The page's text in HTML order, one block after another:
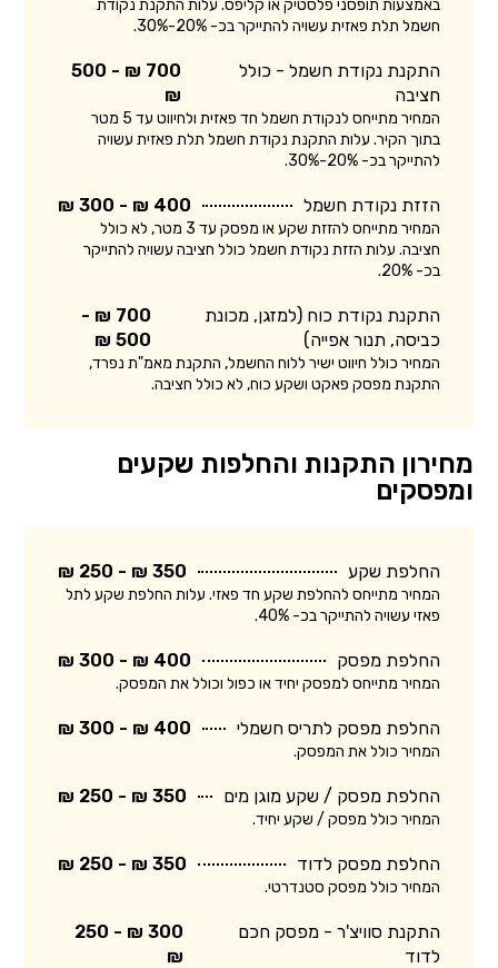
באמצעות תופסני פלסטיק או קליפס. עלות התקנת נקודת
חשמל תלת פאזית עשויה להתייקר בכ- 20%-30%.
התקנת נקודת חשמל - כולל
חציבה
700 ₪ - 500
₪
המחיר מתייחס לנקודת חשמל חד פאזית ולחיווט עד 5 מטר
בתוך הקיר. עלות התקנת נקודת חשמל תלת פאזית עשויה
להתייקר בכ- 20%-30%.
הזזת נקודת חשמל 400 ₪ - 300 ₪
המחיר מתייחס להזזת שקע או מפסק עד 3 מטר, לא כולל
חציבה. עלות הזזת נקודת חשמל כולל חציבה עשויה להתייקר
בכ- 20%.
התקנת נקודת כוח (למזגן, מכונת
כביסה, תנור אפייה)
700 ₪ -
500 ₪
המחיר כולל חיווט ישיר ללוח החשמל, התקנת מאמ"ת נפרד,
התקנת מפסק פאקט ושקע כוח, לא כולל חציבה.
מחירון התקנות והחלפות שקעים
ומפסקים
החלפת שקע 350 ₪ - 250 ₪
המחיר מתייחס להחלפת שקע חד פאזי. עלות החלפת שקע לתל
פאזי עשויה להתייקר בכ- 40%.
החלפת מפסק 400 ₪ - 300 ₪
המחיר מתייחס למפסק יחיד או כפול וכולל את המפסק.
החלפת מפסק לתריס חשמלי 400 ₪ - 300 ₪
המחיר כולל את המפסק.
החלפת מפסק / שקע מוגן מים 350 ₪ - 250 ₪
המחיר כולל מפסק / שקע יחיד.
החלפת מפסק לדוד 350 ₪ - 250 ₪
המחיר כולל מפסק סטנדרטי.
התקנת סוויצ'ר - מפסק חכם
לדוד
300 ₪ - 250
₪